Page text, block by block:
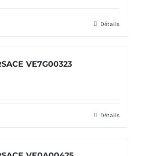
Détails
VE7G00323
Détails